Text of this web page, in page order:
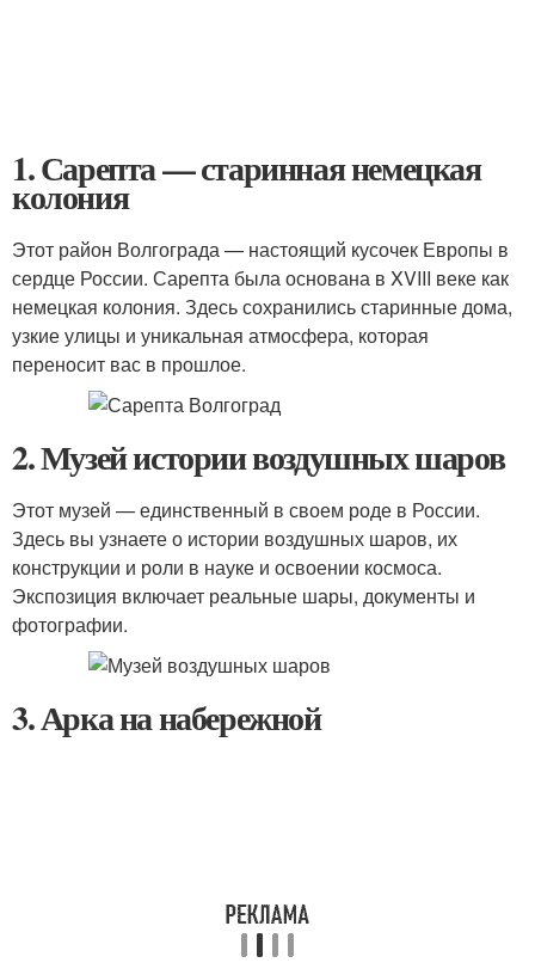
1. Сарепта — старинная немецкая
колония
Этот район Волгограда — настоящий кусочек Европы в
сердце России. Сарепта была основана в XVIII веке как
немецкая колония. Здесь сохранились старинные дома,
узкие улицы и уникальная атмосфера, которая
переносит вас в прошлое.
2. Музей истории воздушных шаров
Этот музей — единственный в своем роде в России.
Здесь вы узнаете о истории воздушных шаров, их
конструкции и роли в науке и освоении космоса.
Экспозиция включает реальные шары, документы и
фотографии.
3. Арка на набережной